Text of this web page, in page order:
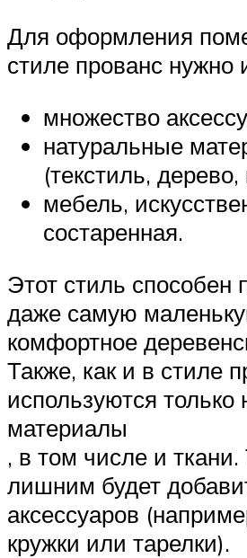
Для оформления
стиле прованс нужно
множество
натуральные
(текстиль,
мебель,
состаренная.
Этот стиль способен
даже самую
комфортное
Также, как и в стиле
используются только
материалы
, в том числе и
лишним будет
аксессуаров
кружки или тарелки).